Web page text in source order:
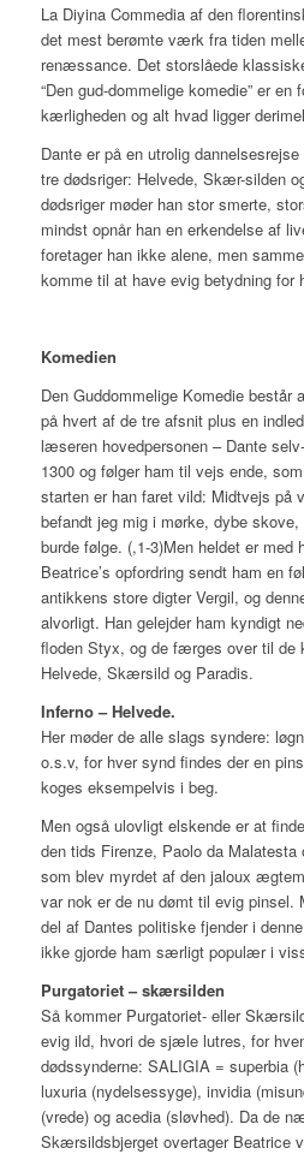
La Diyina Commedia af den
det mest berømte værk fra tiden
renæssance. Det storslåede
“Den gud-dommelige komedie” er
kærligheden og alt hvad ligger
Dante er på en utrolig
tre dødsriger: Helvede, Skær-silden
dødsriger møder han stor smerte,
mindst opnår han en erkendelse af
foretager han ikke alene, men
komme til at have evig betydning for
Komedien
Den Guddommelige Komedie bestảr
på hvert af de tre afsnit plus en
læseren hovedpersonen – Dante
1300 og følger ham til vejs ende,
starten er han faret vild: Midtvejs pả
befandt jeg mig i mørke, dybe
burde følge. (,1-3)Men heldet er med
Beatrice’s opfordring sendt ham en
antikkens store digter Vergil, og
alvorligt. Han gelejder ham kyndigt
floden Styx, og de færges over til de
Helvede, Skærsild og Paradis.
Inferno – Helvede.
Her møder de alle slags syndere:
o.s.v, for hver synd findes der en
koges eksempelvis i beg.
Men også ulovligt elskende er at
den tids Firenze, Paolo da Malatesta
som blev myrdet af den jaloux
var nok er de nu dømt til evig pinsel.
del af Dantes politiske fjender i
ikke gjorde ham særligt populær i
Purgatoriet – skærsilden
Så kommer Purgatoriet- eller
evig ild, hvori de sjæle lutres, for
dødssynderne: SALIGIA = superbia
luxuria (nydelsessyge), invidia
(vrede) og acedia (sløvhed). Da de
Skærsildsbjerget overtager Beatrice